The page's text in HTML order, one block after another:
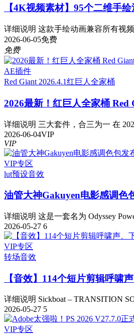
【4K视频素材】95个二维手
详细说明 这款手绘动画兼容所有视
2026-06-05免费
免费
AE插件
Red Giant 2026.4.1红巨人全家桶
2026最新！红巨人全家桶 Red
详细说明 三大套件，合三为一 在
2026-06-04VIP
VIP
VIP专区
lut预设音效
油管大神Gakuyen电影感调色
详细说明 这是一套名为 Odyssey
2026-05-27 6
VIP专区
转场音效
【音效】114个短片剪辑呼啸
详细说明 Sickboat – TRANSITION
2026-05-27 5
VIP专区